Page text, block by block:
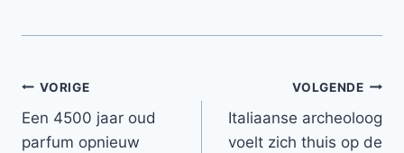
Bericht
navigatie
VORIGE
Een 4500 jaar oud
parfum opnieuw
VOLGENDE
Italiaanse archeoloog
voelt zich thuis op de